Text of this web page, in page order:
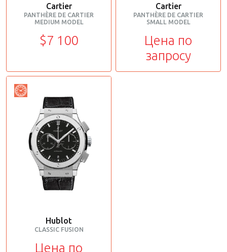
Cartier
PANTHÈRE DE CARTIER
MEDIUM MODEL
$7 100
Cartier
PANTHÈRE DE CARTIER
SMALL MODEL
Цена по
запросу
Hublot
CLASSIC FUSION
Цена по